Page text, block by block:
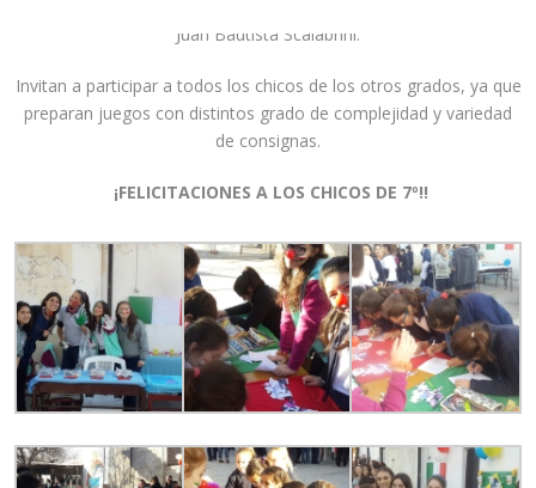
Juan Bautista Scalabrini.
Invitan a participar a todos los chicos de los otros grados, ya que
preparan juegos con distintos grado de complejidad y variedad
de consignas.
¡FELICITACIONES A LOS CHICOS DE 7º!!